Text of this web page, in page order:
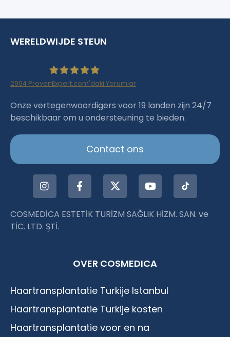
WERELDWIJDE STEUN
Haartransplantation Istanbul |Dr.Acar aus
Istanbul
2904 ProvenExpert.com'daki Yorumlar
Onze vertegenwoordigers voor 19 landen zijn 24/7
beschikbaar om u ondersteuning te bieden.
Contact ons
COSMEDİCA ESTETİK TURİZM SAĞLIK HİZM. SAN. ve
TİC. LTD. ŞTİ.
OVER COSMEDICA
Haartransplantatie Turkije Istanbul
Haartransplantatie Turkije kosten
Haartransplantatie voor en na